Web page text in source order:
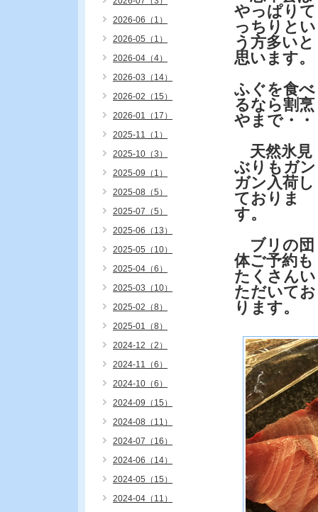
やっぱりて
っちりとい
う方多いと
思います。
ふぐを食べ
るなら割烹
やまで・・
天然氷見
ぶりもガン
ガン入荷し
ておりま
す。
ブリの団
体ご予約も
たくさんい
ただいてお
ります。
2026-06（1）
2026-05（1）
2026-04（4）
2026-03（14）
2026-02（15）
2026-01（17）
2025-11（1）
2025-10（3）
2025-09（1）
2025-08（5）
2025-07（5）
2025-06（13）
2025-05（10）
2025-04（6）
2025-03（10）
2025-02（8）
2025-01（8）
2024-12（2）
2024-11（6）
2024-10（6）
2024-09（15）
2024-08（11）
2024-07（16）
2024-06（14）
2024-05（15）
2024-04（11）